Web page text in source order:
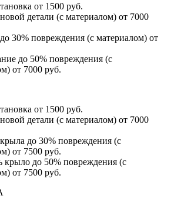
от 1500 руб.
детали (с материалом) от 7000
30% повреждения (с материалом) от
до 50% повреждения (с
от 7000 руб.
от 1500 руб.
детали (с материалом) от 7000
до 30% повреждения (с
от 7500 руб.
крыло до 50% повреждения (с
от 7500 руб.